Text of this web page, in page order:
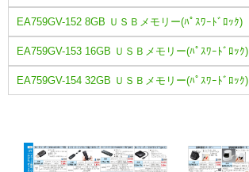
EA759GV-152 8GB ＵＳＢメモリー(ﾊﾟｽﾜｰﾄﾞﾛｯｸ)
EA759GV-153 16GB ＵＳＢメモリー(ﾊﾟｽﾜｰﾄﾞﾛｯｸ)
EA759GV-154 32GB ＵＳＢメモリー(ﾊﾟｽﾜｰﾄﾞﾛｯｸ)